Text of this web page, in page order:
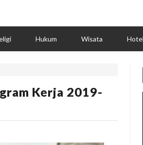
Hukum Wisata Hotel
Kerja 2019-